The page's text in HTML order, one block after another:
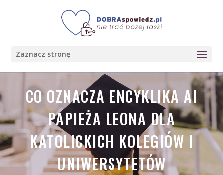
Zaznacz stronę
CO OZNACZA ENCYKLIKA AI
PAPIEŻA LEONA DLA
KATOLICKICH KOLEGIÓW I
UNIWERSYTETÓW